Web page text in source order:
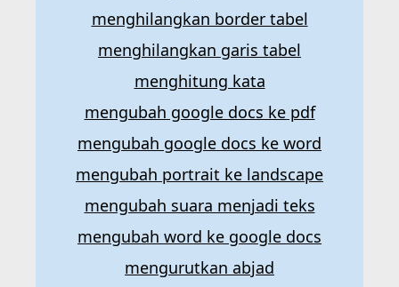
menghilangkan border tabel
menghilangkan garis tabel
menghitung kata
mengubah google docs ke pdf
mengubah google docs ke word
mengubah portrait ke landscape
mengubah suara menjadi teks
mengubah word ke google docs
mengurutkan abjad